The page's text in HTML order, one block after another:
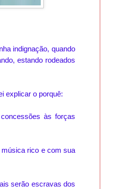
indignação, quando
estando rodeados
explicar o porquê:
às forças
rico e com sua
serão escravas dos